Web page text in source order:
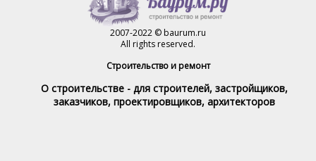
2007-2022 © baurum.ru
All rights reserved.
Строительство и ремонт
О строительстве - для строителей, застройщиков,
заказчиков, проектировщиков, архитекторов